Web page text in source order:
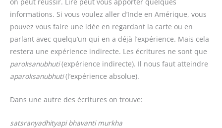
informations. Si vous voulez aller d’Inde en Amérique, vous
pouvez vous faire une idée en regardant la carte ou en
parlant avec quelqu’un qui en a déjà l’expérience. Mais cela
restera une expérience indirecte. Les écritures ne sont que
paroksanubhuti(expérience indirecte). Il nous faut atteindre
aparoksanubhuti(l’expérience absolue).
Dans une autre des écritures on trouve:
satsranyadhityapi bhavanti murkha